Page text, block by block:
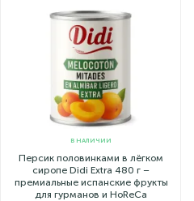
В НАЛИЧИИ
Персик половинками в лёгком
сиропе Didi Extra 480 г –
премиальные испанские фрукты
для гурманов и HoReCa